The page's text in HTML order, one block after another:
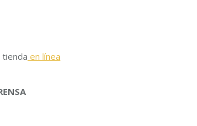
tienda en línea